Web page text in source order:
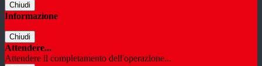
Chiudi
Informazione
Chiudi
Attendere...
Attendere il completamento dell'operazione...